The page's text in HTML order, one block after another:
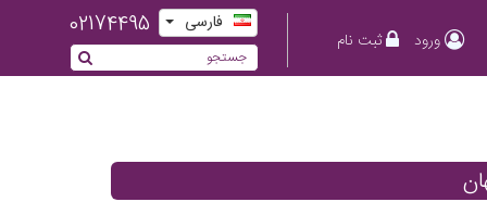
ورود ثبت نام
فارسی 02174495